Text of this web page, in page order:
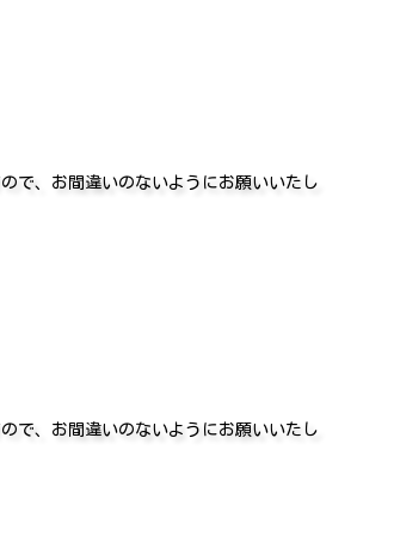
で、お間違いのないようにお願いいたし
で、お間違いのないようにお願いいたし